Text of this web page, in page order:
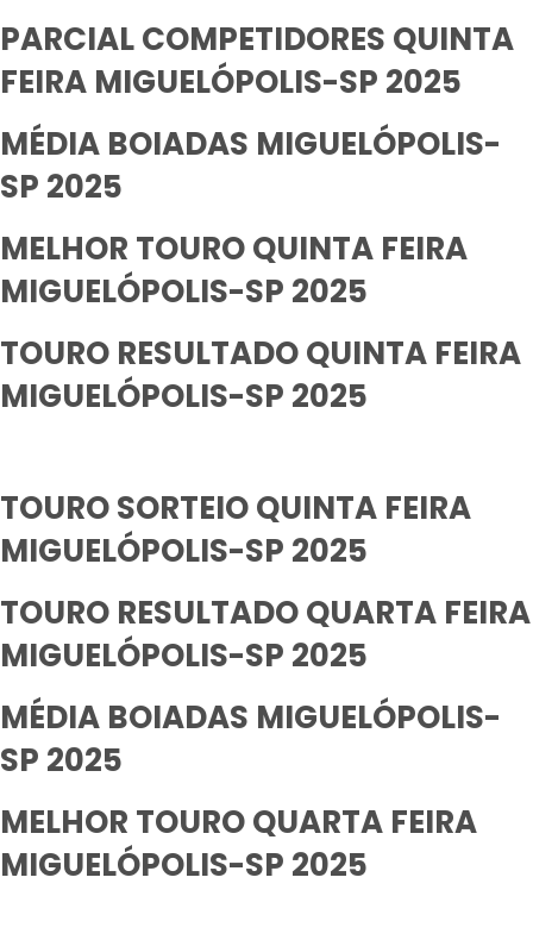
PARCIAL COMPETIDORES QUINTA
FEIRA MIGUELÓPOLIS-SP 2025
MÉDIA BOIADAS MIGUELÓPOLIS-
SP 2025
MELHOR TOURO QUINTA FEIRA
MIGUELÓPOLIS-SP 2025
TOURO RESULTADO QUINTA FEIRA
MIGUELÓPOLIS-SP 2025
TOURO SORTEIO QUINTA FEIRA
MIGUELÓPOLIS-SP 2025
TOURO RESULTADO QUARTA FEIRA
MIGUELÓPOLIS-SP 2025
MÉDIA BOIADAS MIGUELÓPOLIS-
SP 2025
MELHOR TOURO QUARTA FEIRA
MIGUELÓPOLIS-SP 2025